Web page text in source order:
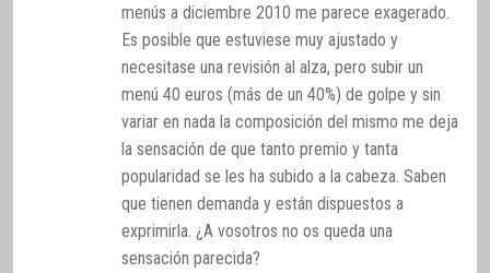
menús a diciembre 2010 me parece exagerado.
Es posible que estuviese muy ajustado y
necesitase una revisión al alza, pero subir un
menú 40 euros (más de un 40%) de golpe y sin
variar en nada la composición del mismo me deja
la sensación de que tanto premio y tanta
popularidad se les ha subido a la cabeza. Saben
que tienen demanda y están dispuestos a
exprimirla. ¿A vosotros no os queda una
sensación parecida?